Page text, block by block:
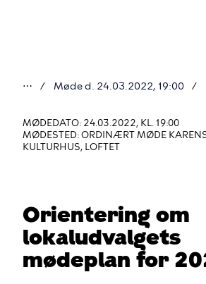
er
her
⋯ Møde d. 24.03.2022, 19:00
MØDEDATO: 24.03.2022, KL. 19:00
MØDESTED: ORDINÆRT MØDE
KULTURHUS, LOFTET
Orientering om
lokaludvalgets
mødeplan for